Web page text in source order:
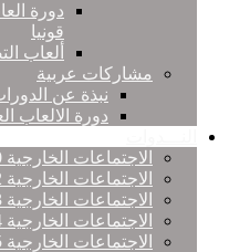
دورة
قونيا
ألعاب
مشاركات عربية
نبذة عن
دورة الالعاب
الاجتماعات الخارجية 2010م
الاجتماعات الخارجية 2012م
الاجتماعات الخارجية 2013م
الاجتماعات الخارجية 2014م
الاجتماعات الخارجية 2015م